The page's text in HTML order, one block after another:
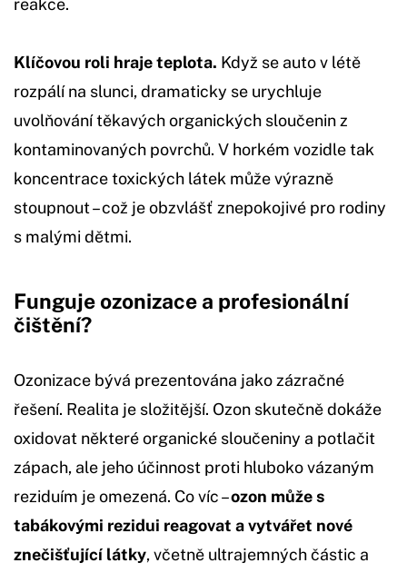
reakce.
Klíčovou roli hraje teplota. Když se auto v létě
rozpálí na slunci, dramaticky se urychluje
uvolňování těkavých organických sloučenin z
kontaminovaných povrchů. V horkém vozidle tak
koncentrace toxických látek může výrazně
stoupnout – což je obzvlášť znepokojivé pro rodiny
s malými dětmi.
Funguje ozonizace a profesionální
čištění?
Ozonizace bývá prezentována jako zázračné
řešení. Realita je složitější. Ozon skutečně dokáže
oxidovat některé organické sloučeniny a potlačit
zápach, ale jeho účinnost proti hluboko vázaným
reziduím je omezená. Co víc –ozon může s
tabákovými rezidui reagovat a vytvářet nové
znečišťující látky, včetně ultrajemných částic a